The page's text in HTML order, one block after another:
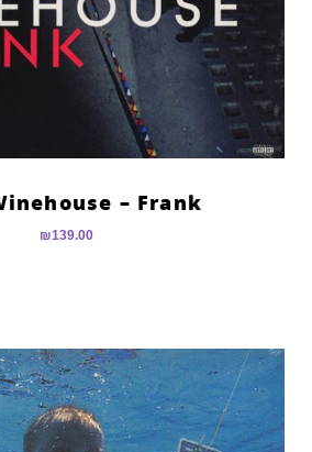
– Frank
₪139.00